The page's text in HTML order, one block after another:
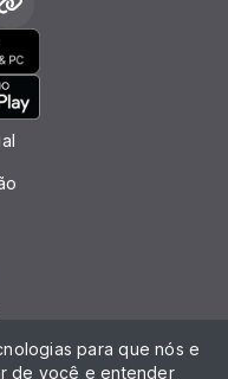
para que nós e
de você e entender